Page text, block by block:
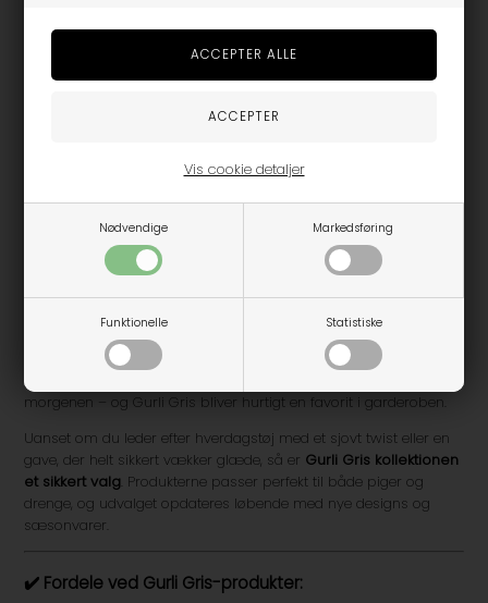
Nødvendige Markedsføring
Funktionelle Statistiske
Vis cookie detaljer
T-shirts, sweatshirts og nattøj med Gurli, Gustav og
Undertøj og strømpermed farverige og sjove print
Legetøj og små gaveidéer, som passer perfekt til
fødselsdag eller pakkekalender
Alt tøjet er lavet ibløde og hudvenlige materialer, der passer til
børns aktive liv. Mange af produkterne er
OEKO-TEX®-
certificerede, hvilket betyder, at de er fri for skadelig kemi og
trygge for børns sarte hud.
god pasform og høj slidstyrke
, så det kan bruges
både i institution, hjemme og på farten. De farverige prints og
livlige detaljer gør det til en fornøjelse at tage tøj på om
morgenen – og Gurli Gris bliver hurtigt en favorit i garderoben.
Uanset om du leder efter hverdagstøj med et sjovt twist eller en
gave, der helt sikkert vækker glæde, så er Gurli Gris kollektionen
et sikkert valg . Produkterne passer perfekt til både piger og
drenge, og udvalget opdateres løbende med nye designs og
sæsonvarer.
✔️ Fordele ved Gurli Gris-produkter: